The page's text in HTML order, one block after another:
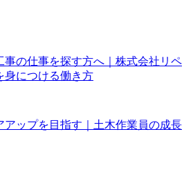
事の仕事を探す方へ｜株式会社リペ
身につける働き方
アップを目指す｜土木作業員の成長